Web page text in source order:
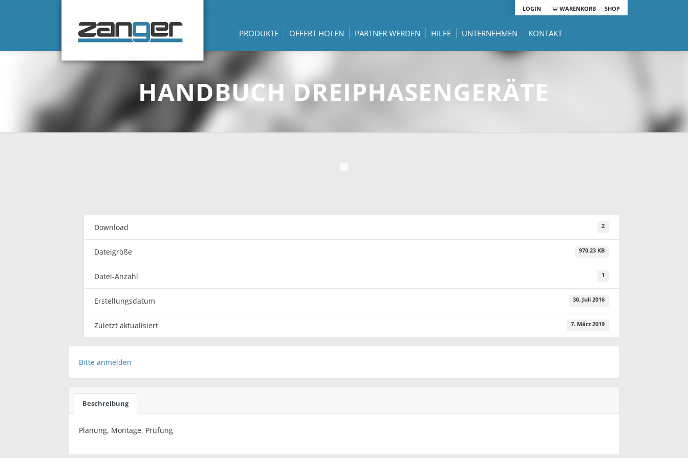
LOGIN WARENKORB SHOP
PRODUKTE OFFERT HOLEN PARTNER WERDEN HILFE UNTERNEHMEN KONTAKT
HANDBUCH DREIPHASENGERÄTE
Download 2
Dateigröße 970.23 KB
Datei-Anzahl 1
Erstellungsdatum 30. Juli 2016
Zuletzt aktualisiert 7. März 2019
Bitte anmelden
Beschreibung
Planung, Montage, Prüfung